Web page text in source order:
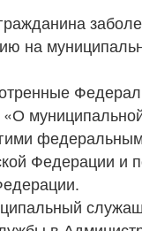
на
Федерации и